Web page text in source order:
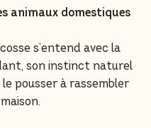
animaux domestiques
s’entend avec la
son instinct naturel
pousser à rassembler